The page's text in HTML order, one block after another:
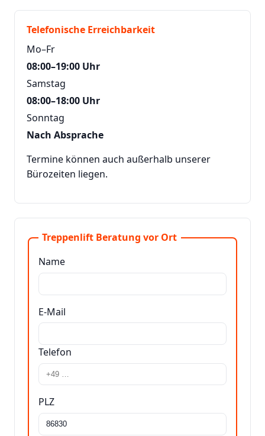
Telefonische Erreichbarkeit
Mo–Fr
08:00–19:00 Uhr
Samstag
08:00–18:00 Uhr
Sonntag
Nach Absprache
Termine können auch außerhalb unserer
Bürozeiten liegen.
Treppenlift Beratung vor Ort
Name
E-Mail
Telefon
PLZ